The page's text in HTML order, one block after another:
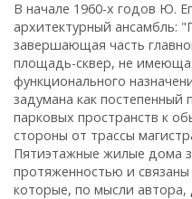
В начале 1960-х годов Ю.
архитектурный ансамбль:
завершающая часть
площадь-сквер, не
функционального
задумана как
парковых пространств к
стороны от трассы
Пятиэтажные жилые дома
протяженностью и
которые, по мысли